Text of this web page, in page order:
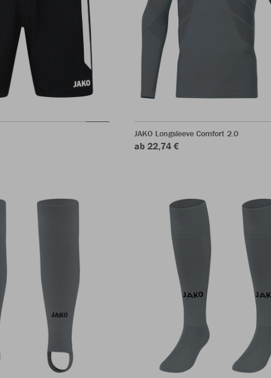
JAKO Longsleeve Comfort 2.0
ab 22,74 €